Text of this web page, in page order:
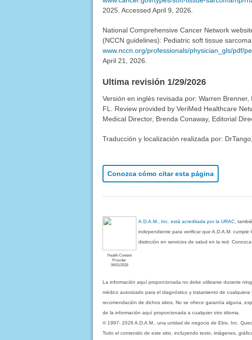
2025. Accessed April 9, 2026.
National Comprehensive Cancer Network
(NCCN guidelines): Pediatric soft tissue
www.nccn.org/professionals/physician_gls/pdf/
April 21, 2026.
Ultima revisión 1/29/2026
Versión en inglés revisada por: Warren
FL. Review provided by VeriMed Healthcare
Medical Director, Brenda Conaway, Editorial
Traducción y localización realizada por:
Conozca cómo citar esta página
Health Content
Provider
06/01/2028
A.D.A.M., Inc. está acreditada por la URAC ,
independiente para verificar que A.D.A.M.
distinción en servicios de salud en la red.
La información aquí proporcionada no debe utilizarse durante
médico autorizado para el diagnóstico y tratamiento de
recomendación de dichos sitios. No se ofrece garantía alguna,
de la información aquí proporcionada a cualquier otro idioma.
© 1997- 2026 A.D.A.M., una unidad de negocio de Ebix, Inc.
Todo el contenido de este sitio, incluyendo texto, imágenes,